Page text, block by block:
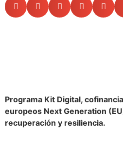
Programa Kit Digital,
europeos Next Generation
recuperación y resiliencia.